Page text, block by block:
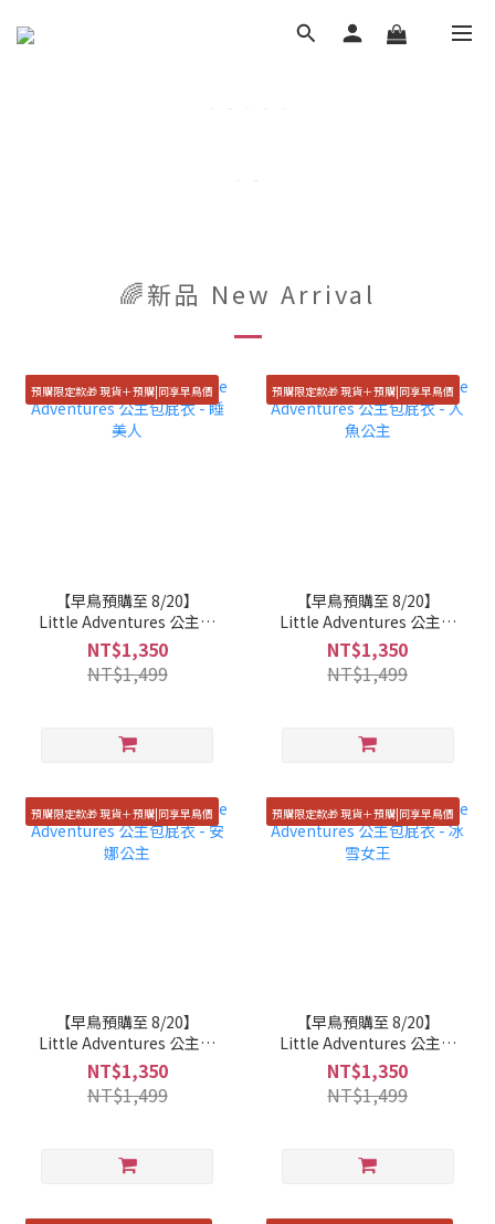
🌈新品 New Arrival
預購限定款🎁 現貨＋預購|同享早鳥價
【早鳥預購至 8/20】
Little Adventures 公主包
屁衣 - 睡美人
NT$1,350
NT$1,499
預購限定款🎁 現貨＋預購|同享早鳥價
【早鳥預購至 8/20】
Little Adventures 公主包
屁衣 - 人魚公主
NT$1,350
NT$1,499
預購限定款🎁 現貨＋預購|同享早鳥價
【早鳥預購至 8/20】
Little Adventures 公主包
屁衣 - 安娜公主
NT$1,350
NT$1,499
預購限定款🎁 現貨＋預購|同享早鳥價
【早鳥預購至 8/20】
Little Adventures 公主包
屁衣 - 冰雪女王
NT$1,350
NT$1,499